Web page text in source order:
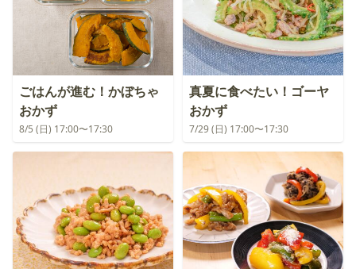
ごはんが進む！かぼちゃ
おかず
8/5 (日) 17:00〜17:30
真夏に食べたい！ゴーヤ
おかず
7/29 (日) 17:00〜17:30